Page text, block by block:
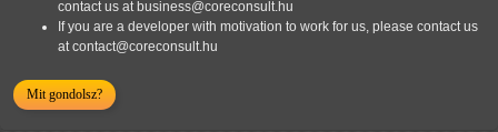
contact us at business@coreconsult.hu
If you are a developer with motivation to work for us, please contact us
at contact@coreconsult.hu
Mit gondolsz?